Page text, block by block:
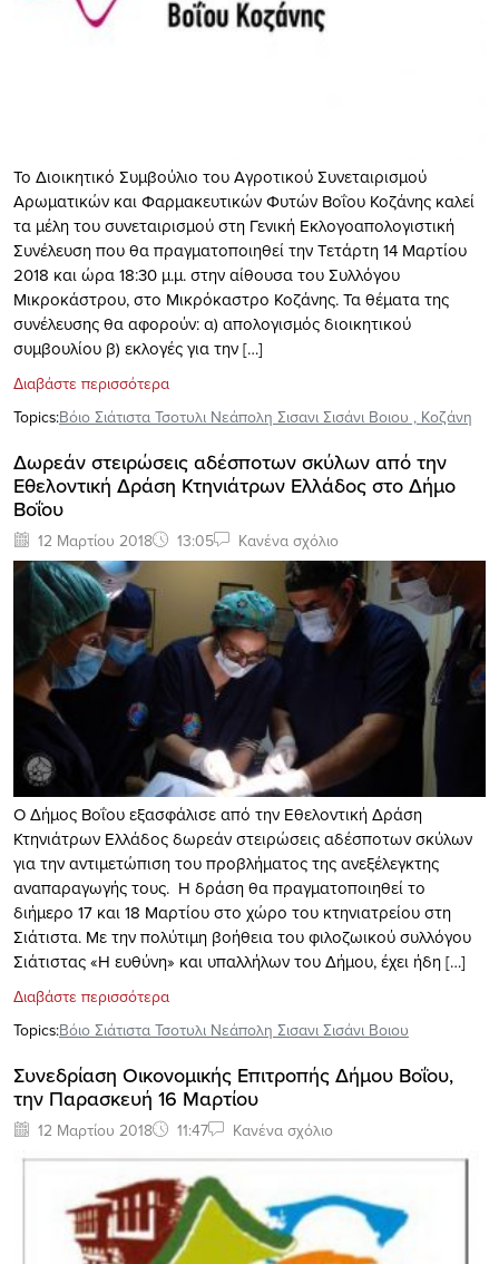
Το Διοικητικό Συμβούλιο του Αγροτικού Συνεταιρισμού
Αρωματικών και Φαρμακευτικών Φυτών Βοΐου Κοζάνης καλεί
τα μέλη του συνεταιρισμού στη Γενική Εκλογοαπολογιστική
Συνέλευση που θα πραγματοποιηθεί την Τετάρτη 14 Μαρτίου
2018 και ώρα 18:30 μ.μ. στην αίθουσα του Συλλόγου
Μικροκάστρου, στο Μικρόκαστρο Κοζάνης. Τα θέματα της
συνέλευσης θα αφορούν: α) απολογισμός διοικητικού
συμβουλίου β) εκλογές για την […]
Διαβάστε περισσότερα
Topics:Βόιο Σιάτιστα Τσοτυλι Νεάπολη Σισανι Σισάνι Βοιου , Κοζάνη
Δωρεάν στειρώσεις αδέσποτων σκύλων από την
Εθελοντική Δράση Κτηνιάτρων Ελλάδος στο Δήμο
Βοΐου
12 Μαρτίου 2018 13:05 Κανένα σχόλιο
Ο Δήμος Βοΐου εξασφάλισε από την Εθελοντική Δράση
Κτηνιάτρων Ελλάδος δωρεάν στειρώσεις αδέσποτων σκύλων
για την αντιμετώπιση του προβλήματος της ανεξέλεγκτης
αναπαραγωγής τους. Η δράση θα πραγματοποιηθεί το
διήμερο 17 και 18 Μαρτίου στο χώρο του κτηνιατρείου στη
Σιάτιστα. Με την πολύτιμη βοήθεια του φιλοζωικού συλλόγου
Σιάτιστας «Η ευθύνη» και υπαλλήλων του Δήμου, έχει ήδη […]
Διαβάστε περισσότερα
Topics:Βόιο Σιάτιστα Τσοτυλι Νεάπολη Σισανι Σισάνι Βοιου
Συνεδρίαση Οικονομικής Επιτροπής Δήμου Βοΐου,
την Παρασκευή 16 Μαρτίου
12 Μαρτίου 2018 11:47 Κανένα σχόλιο